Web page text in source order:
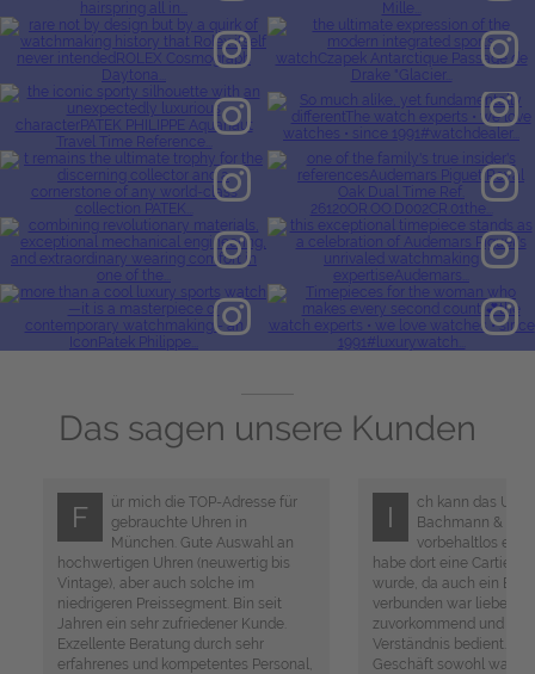
Das sagen unsere Kunden
F
ür mich die TOP-Adresse für
gebrauchte Uhren in
München. Gute Auswahl an
hochwertigen Uhren (neuwertig bis
Vintage), aber auch solche im
niedrigeren Preissegment. Bin seit
Jahren ein sehr zufriedener Kunde.
Exzellente Beratung durch sehr
erfahrenes und kompetentes Personal,
I
ch kann das
Bachmann &
vorbehaltlos
habe dort eine Cartier
wurde, da auch ein
verbunden war liebevoll
zuvorkommend und mit
Verständnis bedient. Ich
Geschäft sowohl was